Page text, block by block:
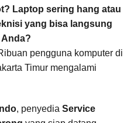
Laptop sering hang atau
yang bisa langsung
pengguna komputer di
Timur mengalami
, penyedia Service